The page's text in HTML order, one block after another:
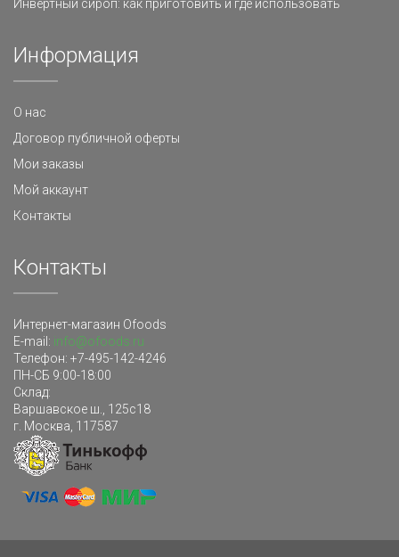
Инвертный сироп: как приготовить и где использовать
Информация
О нас
Договор публичной оферты
Мои заказы
Мой аккаунт
Контакты
Контакты
Интернет-магазин Ofoods
E-mail: info@ofoods.ru
Телефон: +7-495-142-4246
ПН-СБ 9:00-18:00
Склад:
Варшавское ш., 125с18
г. Москва 117587